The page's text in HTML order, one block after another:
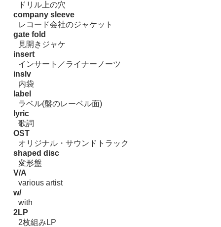
ドリル上の穴
company sleeve
レコード会社のジャケット
gate fold
見開きジャケ
insert
インサート／ライナーノーツ
inslv
内袋
label
ラベル(盤のレーベル面)
lyric
歌詞
OST
オリジナル・サウンドトラック
shaped disc
変形盤
V/A
various artist
w/
with
2LP
2枚組みLP